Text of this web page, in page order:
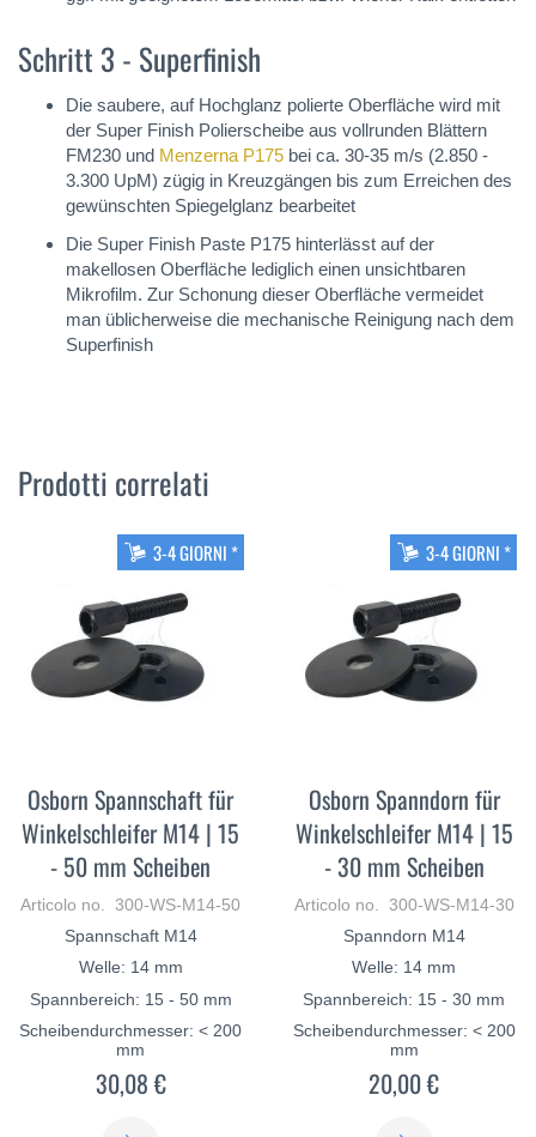
Schritt 3 - Superfinish
Die saubere, auf Hochglanz polierte Oberfläche wird mit
der Super Finish Polierscheibe aus vollrunden Blättern
FM230 und Menzerna P175 bei ca. 30-35 m/s (2.850 -
3.300 UpM) zügig in Kreuzgängen bis zum Erreichen des
gewünschten Spiegelglanz bearbeitet
Die Super Finish Paste P175 hinterlässt auf der
makellosen Oberfläche lediglich einen unsichtbaren
Mikrofilm. Zur Schonung dieser Oberfläche vermeidet
man üblicherweise die mechanische Reinigung nach dem
Superfinish
Prodotti correlati
3-4 GIORNI *
Osborn Spannschaft für
Winkelschleifer M14 | 15
- 50 mm Scheiben
Articolo no. 300-WS-M14-50
Spannschaft M14
Welle: 14 mm
Spannbereich: 15 - 50 mm
Scheibendurchmesser: < 200
mm
30,08 €
3-4 GIORNI *
Osborn Spanndorn für
Winkelschleifer M14 | 15
- 30 mm Scheiben
Articolo no. 300-WS-M14-30
Spanndorn M14
Welle: 14 mm
Spannbereich: 15 - 30 mm
Scheibendurchmesser: < 200
mm
20,00 €